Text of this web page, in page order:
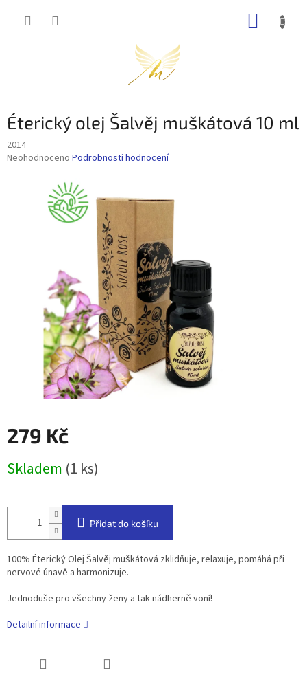
Éterický olej Šalvěj muškátová 10 ml
2014
Průměrné
Neohodnoceno Podrobnosti hodnocení
279 Kč
cena:
Skladem (1 ks)
Přidat do košíku
100% Éterický Olej Šalvěj muškátová zklidňuje, relaxuje, pomáhá při
nervové únavě a harmonizuje.
Jednoduše pro všechny ženy a tak nádherně voní!
Detailní informace